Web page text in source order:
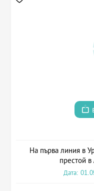
На първа линия в
престой
Дата: